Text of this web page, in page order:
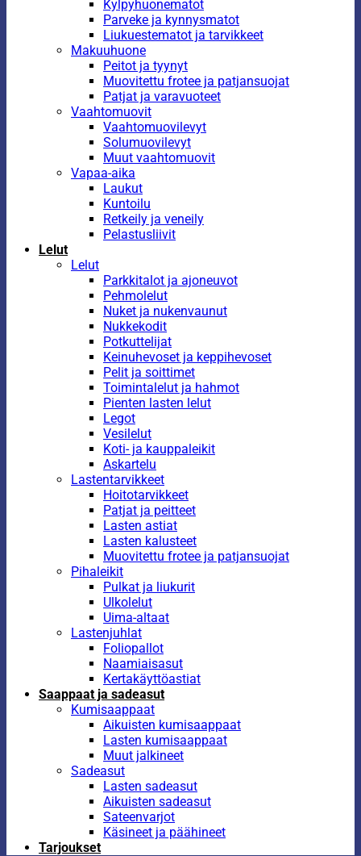
Kylpyhuonematot
Parveke ja kynnysmatot
Liukuestematot ja tarvikkeet
Makuuhuone
Peitot ja tyynyt
Muovitettu frotee ja patjansuojat
Patjat ja varavuoteet
Vaahtomuovit
Vaahtomuovilevyt
Solumuovilevyt
Muut vaahtomuovit
Vapaa-aika
Laukut
Kuntoilu
Retkeily ja veneily
Pelastusliivit
Lelut
Lelut
Parkkitalot ja ajoneuvot
Pehmolelut
Nuket ja nukenvaunut
Nukkekodit
Potkuttelijat
Keinuhevoset ja keppihevoset
Pelit ja soittimet
Toimintalelut ja hahmot
Pienten lasten lelut
Legot
Vesilelut
Koti- ja kauppaleikit
Askartelu
Lastentarvikkeet
Hoitotarvikkeet
Patjat ja peitteet
Lasten astiat
Lasten kalusteet
Muovitettu frotee ja patjansuojat
Pihaleikit
Pulkat ja liukurit
Ulkolelut
Uima-altaat
Lastenjuhlat
Foliopallot
Naamiaisasut
Kertakäyttöastiat
Saappaat ja sadeasut
Kumisaappaat
Aikuisten kumisaappaat
Lasten kumisaappaat
Muut jalkineet
Sadeasut
Lasten sadeasut
Aikuisten sadeasut
Sateenvarjot
Käsineet ja päähineet
Tarjoukset